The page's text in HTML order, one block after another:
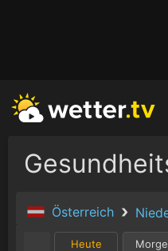
Österreich
Heute